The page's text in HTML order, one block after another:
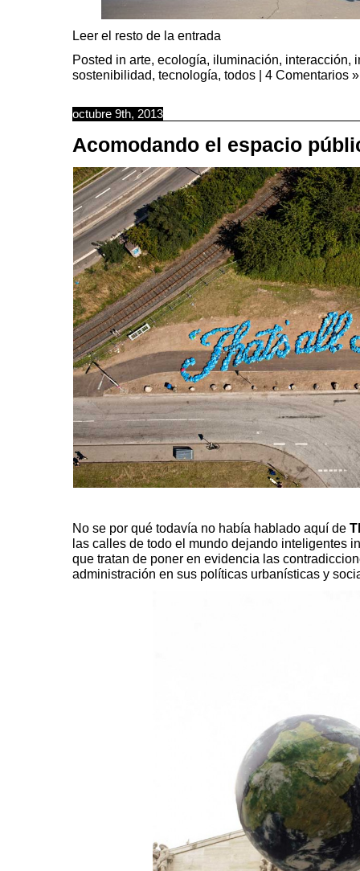
Leer el resto de la entrada
Posted in arte, ecología, iluminación, interacción,
sostenibilidad, tecnología, todos | 4 Comentarios »
octubre 9th, 2013
Acomodando el espacio
No se por qué todavía no había hablado aquí de
las calles de todo el mundo dejando inteligentes
que tratan de poner en evidencia las
administración en sus políticas urbanísticas y